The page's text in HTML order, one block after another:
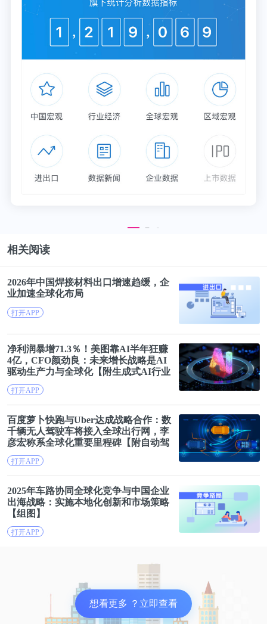
治疗组每周体重的变化趋势
四分之三（75％）的接受semaglutide 2.4mg治疗
的人体重减轻了10％以上，超过三分之一的人减轻了
超过20％的体重
。这是首次，人们可以通过药物实现
虽然该研究已经通过了I和II期临床试验，评估了
2.4mg剂量的安全性，但在III期试验中，一些参与者
据悉，索马鲁特已作为一种肥胖症治疗药物提交给美
（EMA）以及英国国家卫生与临床优化研究所
（NICE）进行上市批准。
肥胖对健康的影响已被科学家重点关注，也带来了许
多严重疾病的风险，这种药物可能对未来产生重大影
响。
编者按：本文转载自微信公众号：医诺维(ID：
inovelt)，作者：inovelt
相关阅读
2026年中国焊接材料出口增速趋缓，企
业加速全球化布局
打开APP
净利润暴增71.3％！美图靠AI半年狂赚
4亿，CFO颜劲良：未来增长战略是AI
驱动生产力与全球化【附生成式AI行业
发展趋势】
打开APP
百度萝卜快跑与Uber达成战略合作：数
千辆无人驾驶车将接入全球出行网，李
彦宏称系全球化重要里程碑【附自动驾
驶行业市场分析】
打开APP
2025年车路协同全球化竞争与中国企业
出海战略：实施本地化创新和市场策略
【组图】
打开APP
想看更多 ？立即查看